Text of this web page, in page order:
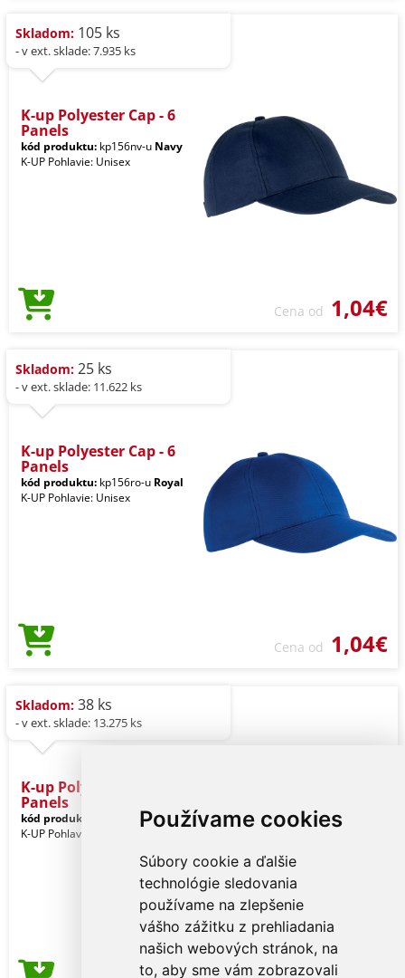
Používame cookies
Súbory cookie a ďalšie
technológie sledovania
používame na zlepšenie
vášho zážitku z prehliadania
našich webových stránok, na
to, aby sme vám zobrazovali
Skladom: 105 ks
- v ext. sklade: 7.935 ks
K-up Polyester Cap - 6
Panels
kód produktu: kp156nv-u Navy
K-UP Pohlavie: Unisex
Cena od 1,04€
Skladom: 25 ks
- v ext. sklade: 11.622 ks
K-up Polyester Cap - 6
Panels
kód produktu: kp156ro-u Royal
K-UP Pohlavie: Unisex
Cena od 1,04€
Skladom: 38 ks
- v ext. sklade: 13.275 ks
K-up Polyester Cap - 5
Panels
kód produktu: kp157nv-uNavy
K-UP Pohlavie: Unisex